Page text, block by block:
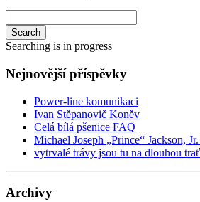
Search
Searching is in progress
Nejnovější příspěvky
Power-line komunikaci
Ivan Stěpanovič Koněv
Celá bílá pšenice FAQ
Michael Joseph „Prince“ Jackson,
vytrvalé trávy jsou tu na dlouhou
Archivy